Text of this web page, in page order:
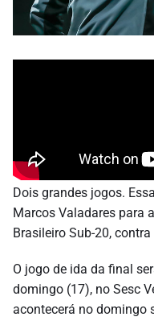
Dois grandes jogos.
Marcos Valadares para
Brasileiro Sub-20,
O jogo de ida da final
domingo (17), no Sesc
acontecerá no domingo